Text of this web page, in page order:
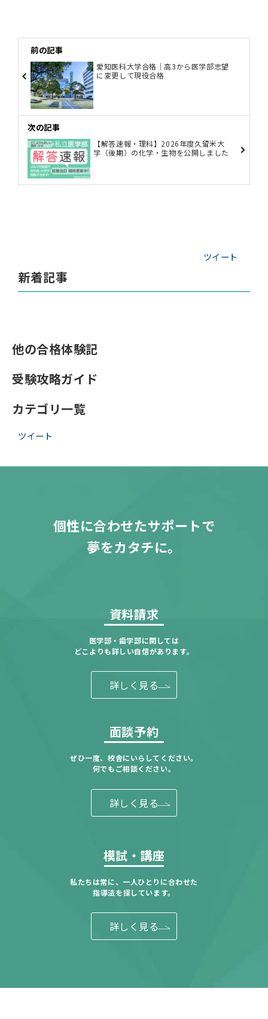
前の記事
愛知医科大学合格｜高3から医学部志望
に変更して現役合格
次の記事
【解答速報・理科】2026年度久留米大
学（後期）の化学・生物を公開しました
ツイート
新着記事
他の合格体験記
受験攻略ガイド
カテゴリ一覧
ツイート
個性に合わせたサポートで
夢をカタチに。
資料請求
医学部・歯学部に関しては
どこよりも詳しい自信があります。
詳しく見る
面談予約
ぜひ一度、校舎にいらしてください。
何でもご相談ください。
詳しく見る
模試・講座
私たちは常に、一人ひとりに合わせた
指導法を探しています。
詳しく見る